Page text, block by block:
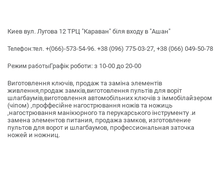
Киев вул. Лугова 12 ТРЦ "Караван" біля входу в "Ашан"
Телефон:тел. +(066)-573-54-96. +38 (096) 775-03-27, +38 (066) 049-50-78
Режим работыГрафік роботи: з 10-00 до 20-00
Виготовлення ключів, продаж та заміна элементів
живлення,продаж замків,виготовлення пультів для воріт
шлагбаумів,виготовлення автомобільних ключів з іммобілайзером
(чіпом) ,проффесійне нагострювання ножів та ножиць
,нагострювання манікюрного та перукарського інструменту .и
замена элементов питания, продажа замков, изготовление
пультов для ворот и шлагбаумов, профессиональная заточка
ножей и ножниц.